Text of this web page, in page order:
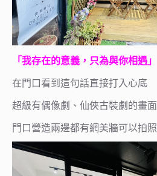
「我存在的意義，只為與你相遇」
在門口看到這句話直接打入心底
超級有偶像劇、仙俠古裝劇的畫面
門口營造兩邊都有網美牆可以拍照